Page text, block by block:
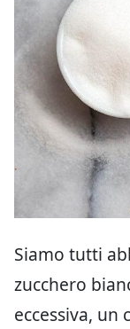
Siamo tutti
zucchero
eccessiva, un